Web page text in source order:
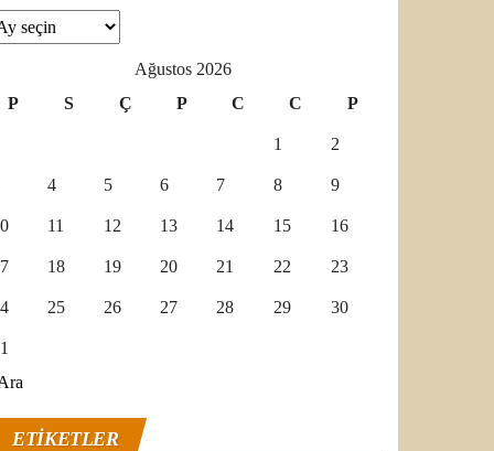
Ağustos 2026
P
S Ç P C C P
1 2
4 5 6 7 8 9
11 12 13 14 15 16
18 19 20 21 22 23
25 26 27 28 29 30
ETIKETLER